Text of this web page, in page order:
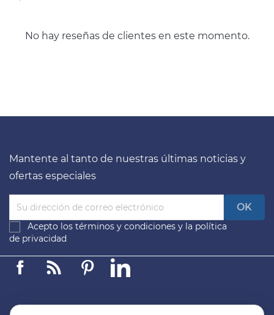
No hay reseñas de clientes en este momento.
Mantente al tanto de nuestras últimas noticias y
ofertas especiales
Acepto los términos y condiciones y la política
de privacidad
FacebookLinkedinPinterest